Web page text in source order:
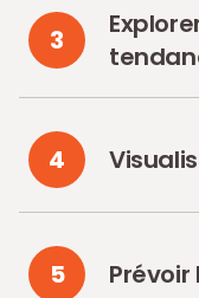
3
4
5 Prévoir